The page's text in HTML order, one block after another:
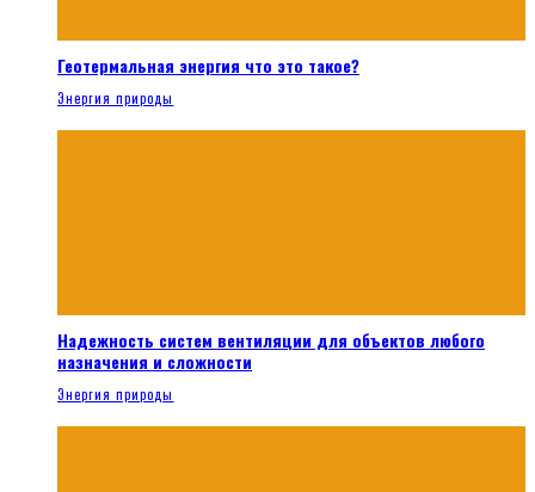
Геотермальная энергия что это такое?
Энергия природы
Надежность систем вентиляции для объектов любого
назначения и сложности
Энергия природы